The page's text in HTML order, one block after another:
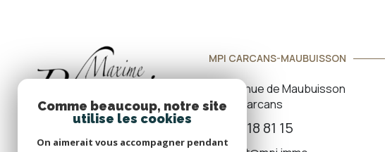
MPI CARCANS-MAUBUISSON
121 Avenue de Maubuisson
33121 Carcans
05 57 18 81 15
Comme beaucoup, notre site
utilise les cookies
On aimerait vous accompagner pendant